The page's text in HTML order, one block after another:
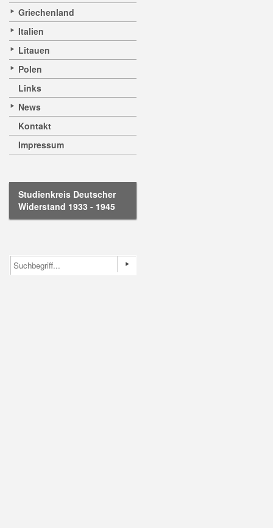
Griechenland
Italien
Litauen
Polen
Links
News
Kontakt
Impressum
Studienkreis Deutscher
Widerstand 1933 - 1945